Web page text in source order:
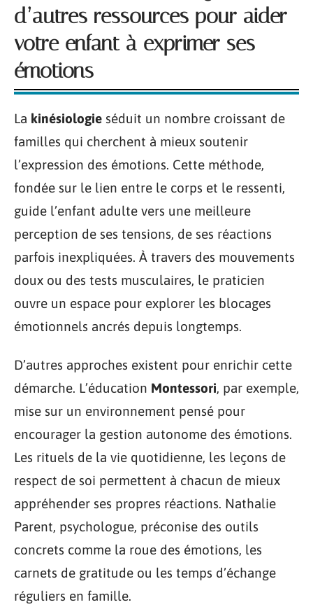
d’autres ressources pour aider
votre enfant à exprimer ses
émotions
La kinésiologie séduit un nombre croissant de
familles qui cherchent à mieux soutenir
l’expression des émotions. Cette méthode,
fondée sur le lien entre le corps et le ressenti,
guide l’enfant adulte vers une meilleure
perception de ses tensions, de ses réactions
parfois inexpliquées. À travers des mouvements
doux ou des tests musculaires, le praticien
ouvre un espace pour explorer les blocages
émotionnels ancrés depuis longtemps.
D’autres approches existent pour enrichir cette
démarche. L’éducation Montessori, par exemple,
mise sur un environnement pensé pour
encourager la gestion autonome des émotions.
Les rituels de la vie quotidienne, les leçons de
respect de soi permettent à chacun de mieux
appréhender ses propres réactions. Nathalie
Parent, psychologue, préconise des outils
concrets comme la roue des émotions, les
carnets de gratitude ou les temps d’échange
réguliers en famille.